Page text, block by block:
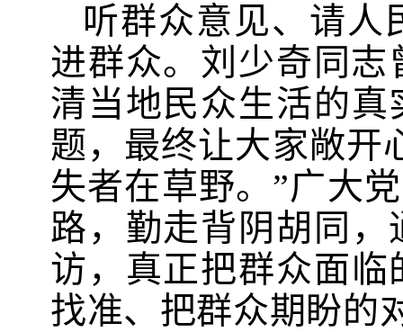
听群众意见、请人
进群众。刘少奇同
清当地民众生活的
题，最终让大家敞开
失者在草野。”广大
路，勤走背阴胡同
访，真正把群众面
找准、把群众期盼的